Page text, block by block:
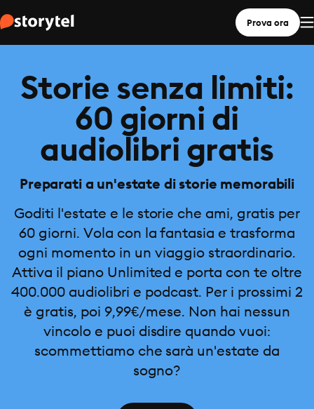
Prova ora
Storie senza limiti:
60 giorni di
audiolibri gratis
Preparati a un'estate di storie memorabili
Goditi l'estate e le storie che ami, gratis per
60 giorni. Vola con la fantasia e trasforma
ogni momento in un viaggio straordinario.
Attiva il piano Unlimited e porta con te oltre
400.000 audiolibri e podcast. Per i prossimi 2
è gratis, poi 9,99€/mese. Non hai nessun
vincolo e puoi disdire quando vuoi:
scommettiamo che sarà un'estate da
sogno?